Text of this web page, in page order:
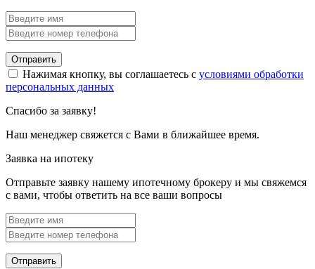
Отправить
Нажимая кнопку, вы соглашаетесь с условиями обработки
персональных данных
Спасибо за заявку!
Наш менеджер свяжется с Вами в ближайшее время.
Заявка на ипотеку
Отправьте заявку нашему ипотечному брокеру и мы свяжемся
с вами, чтобы ответить на все ваши вопросы
Отправить